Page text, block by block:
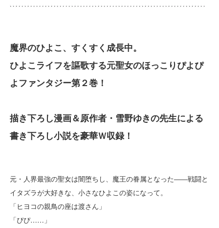
魔界のひよこ、すくすく成長中。
ひよこライフを謳歌する元聖女のほっこりぴよぴ
よファンタジー第２巻！
描き下ろし漫画＆原作者・雪野ゆきの先生による
書き下ろし小説を豪華Ｗ収録！
元・人界最強の聖女は闇堕ちし、魔王の眷属となった――戦闘と
イタズラが大好きな、小さなひよこの姿になって。
「ヒヨコの親鳥の座は渡さん」
「ぴぴ……」